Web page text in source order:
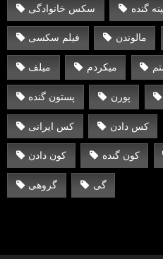
سکس خانوادگی گنده
فیلم سکسی مالوندن
میلف میکردم
پستون گنده پورن
کس ایرانی کس دادن
کون دادن کون گنده
گروهی گی